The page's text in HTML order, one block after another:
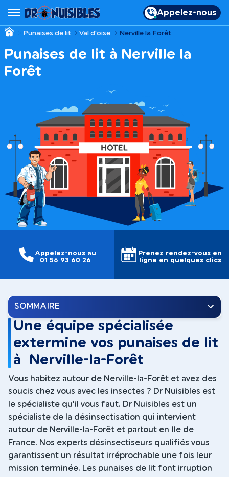
Appelez-nous
Punaises de lit Val d'oise Nerville la Forêt
Punaises de lit à Nerville la
Forêt
Appelez-nous au
01 56 93 60 26
Prenez rendez-vous en
ligne en quelques clics
SOMMAIRE
Une équipe spécialisée
extermine vos punaises de lit
à Nerville-la-Forêt
Vous habitez autour de Nerville-la-Forêt et avez des
soucis chez vous avec les insectes ? Dr Nuisibles est
le spécialiste qu'il vous faut. Dr Nuisibles est un
spécialiste de la désinsectisation qui intervient
autour de Nerville-la-Forêt et partout en Ile de
France. Nos experts désinsectiseurs qualifiés vous
garantissent un résultat irréprochable une fois leur
mission terminée. Les punaises de lit font irruption